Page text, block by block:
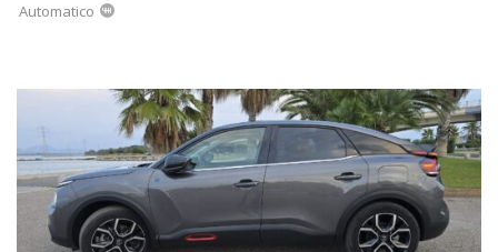
Automatico